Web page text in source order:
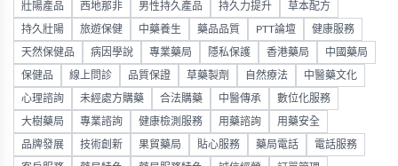
壯陽產品 西地那非 男性持久產品 持久力提升 草本配方
持久壯陽 旅遊保健 中藥養生 藥品品質 PTT論壇 健康服務
天然保健品 病因學說 專業藥局 隱私保護 香港藥局 中國藥局
保健品 線上問診 品質保證 草藥製劑 自然療法 中醫藥文化
心理諮詢 未經處方購藥 合法購藥 中醫傳承 數位化服務
大樹藥局 專業諮詢 健康檢測服務 用藥諮詢 用藥安全
品牌發展 技術創新 果貿藥局 貼心服務 藥局電話 電話服務